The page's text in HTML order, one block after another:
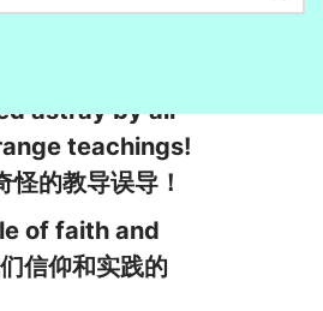
astray by all
teachings!
怪的教导误导！
of faith and
信仰和实践的